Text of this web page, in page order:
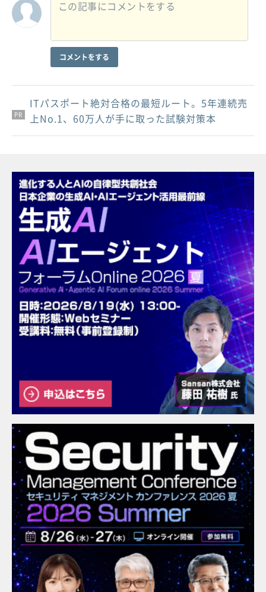
コメントをする
PR
PR
PR
ITパスポート絶対合格の最短ルート。5年連続売
上No.1、60万人が手に取った試験対策本